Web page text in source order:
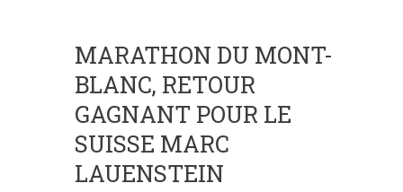
MARATHON DU MONT-
BLANC, RETOUR
GAGNANT POUR LE
SUISSE MARC
LAUENSTEIN